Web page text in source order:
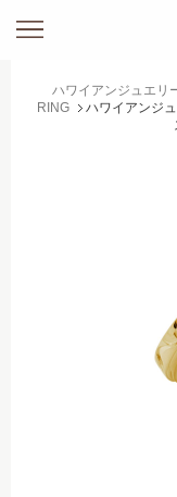
ハワイアンジュエリ
RING
ハワイアンジ